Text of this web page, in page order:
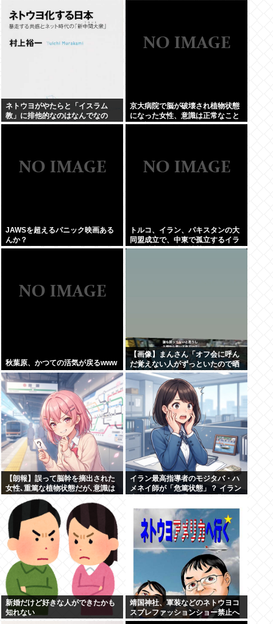
ネトウヨがやたらと「イスラム
教」に排他的なのはなんでなの
京大病院で脳が破壊され植物状態
になった女性、意識は正常なこと
が確認されおわる
JAWSを超えるパニック映画ある
んか？
トルコ、イラン、パキスタンの大
同盟成立で、中東で孤立するイラ
ンは滅亡不可避な情勢へwww
秋葉原、かつての活気が戻るwww
【画像】まんさん「オフ会に呼ん
だ覚えない人がずっといたので晒
すわ」（パシャ）
【朗報】誤って脳幹を摘出された
女性､重篤な植物状態だが､意識は
正常で何かを思考していると判明
イラン最高指導者のモジタバ・ハ
メネイ師が「危篤状態」？ イラン
い」
新婚だけど好きな人ができたかも
知れない
靖国神社、軍装などのネトウヨコ
スプレファッションショー禁止へ